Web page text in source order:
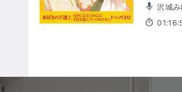
沢城みゆき, 櫻井孝宏, 鳥海浩輔, 藤原夏海, 小原好美, 長谷川暖, 武内駿輔, 堀江瞬, 浜田洋平, 菊地達弘, 浅
野真澄,